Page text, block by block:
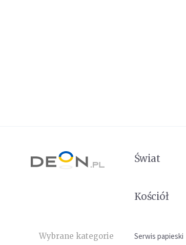
Świat
Kościół
Wybrane kategorie Serwis papieski